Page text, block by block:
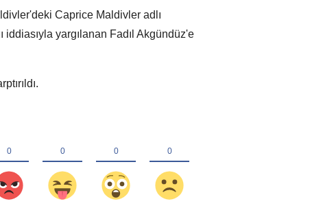
Caprice Maldivler adlı
yargılanan Fadıl Akgündüz'e